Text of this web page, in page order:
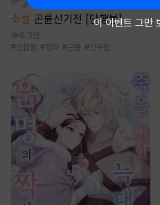
소설 곤륜신기전 [단행본]
8.3만
#선협물 #정파 #곤륜 #신무협
이 이벤트 그만